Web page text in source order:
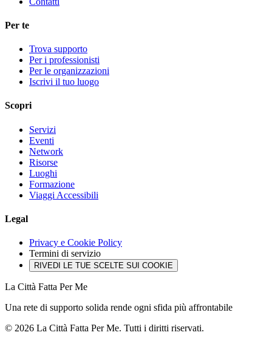
Per te
Trova supporto
Per i professionisti
Per le organizzazioni
Iscrivi il tuo luogo
Scopri
Servizi
Eventi
Network
Risorse
Luoghi
Formazione
Viaggi Accessibili
Legal
Privacy e Cookie Policy
Termini di servizio
RIVEDI LE TUE SCELTE SUI COOKIE
La Città Fatta Per Me
Una rete di supporto solida rende ogni sfida più affrontabile
© 2026 La Città Fatta Per Me. Tutti i diritti riservati.